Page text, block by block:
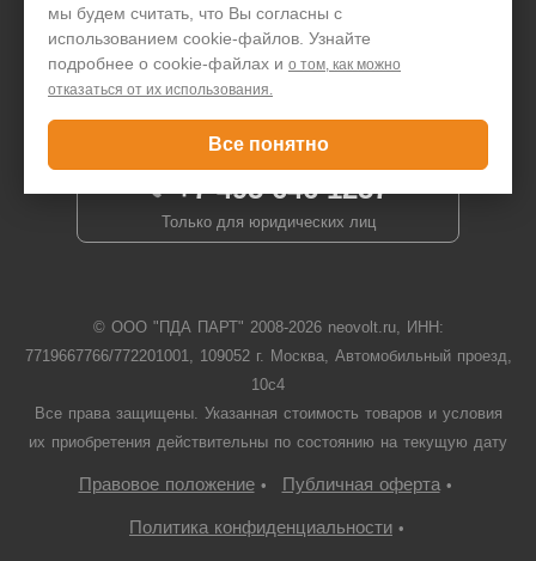
мы будем считать, что Вы согласны с
использованием cookie-файлов. Узнайте
подробнее о cookie-файлах и о том, как можно
отказаться от их использования.
Все понятно
Написать директору
+7 495 646 1257
Только для юридических лиц
© ООО "ПДА ПАРТ" 2008-2026neovolt.ru, ИНН:
7719667766/772201001, 109052 г. Москва, Автомобильный проезд,
10с4
Все права защищены. Указанная стоимость товаров и условия
их приобретения действительны по состоянию на текущую дату
Правовое положение• Публичная оферта•
Политика конфиденциальности •